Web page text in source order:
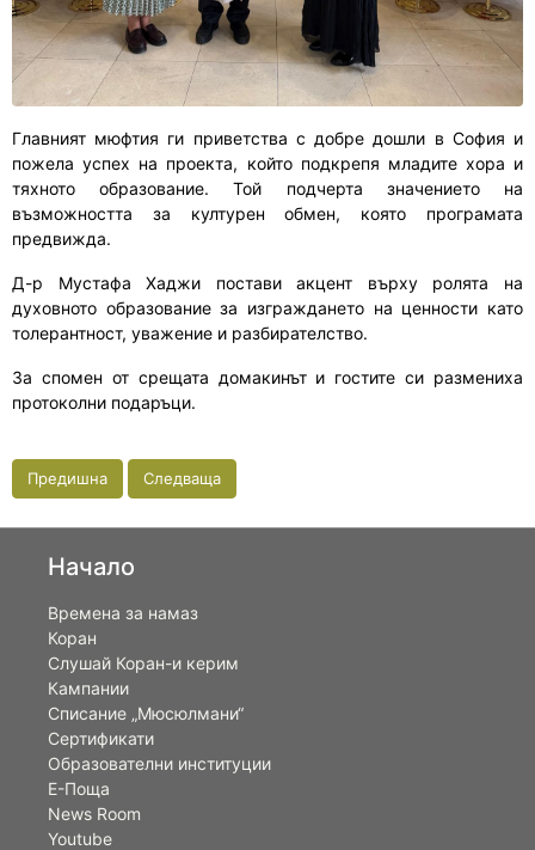
Главният мюфтия ги приветства с добре дошли в София и
пожела успех на проекта, който подкрепя младите хора и
тяхното образование. Той подчерта значението на
възможността за културен обмен, която програмата
предвижда.
Д-р Мустафа Хаджи постави акцент върху ролята на
духовното образование за изграждането на ценности като
толерантност, уважение и разбирателство.
За спомен от срещата домакинът и гостите си размениха
протоколни подаръци.
Предишна Следваща
Начало
Времена за намаз
Коран
Слушай Коран-и керим
Кампании
Списание „Мюсюлмани“
Сертификати
Образователни институции
Е-Поща
News Room
Youtube